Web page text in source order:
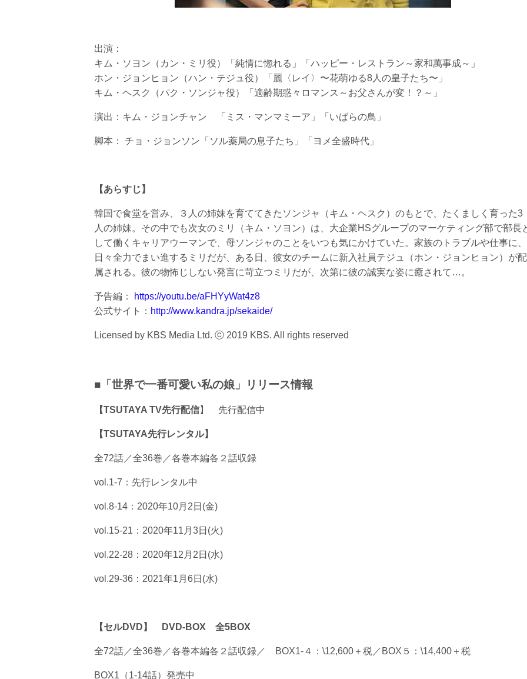
出演：
キム・ソヨン（カン・ミリ役）「純情に惚れる」「ハッピー・レストラン～家和萬事成～」
ホン・ジョンヒョン（ハン・テジュ役）「麗〈レイ〉〜花萌ゆる8人の皇子たち〜」
キム・ヘスク（パク・ソンジャ役）「適齢期惑々ロマンス～お父さんが変！？～」
演出：キム・ジョンチャン 「ミス・マンマミーア」「いばらの鳥」
脚本： チョ・ジョンソン「ソル薬局の息子たち」「ヨメ全盛時代」
【あらすじ】
韓国で食堂を営み、３人の姉妹を育ててきたソンジャ（キム・ヘスク）のもとで、たくましく育った3
人の姉妹。その中でも次女のミリ（キム・ソヨン）は、大企業HSグループのマーケティング部で部長
して働くキャリアウーマンで、母ソンジャのことをいつも気にかけていた。家族のトラブルや仕事に、
日々全力でまい進するミリだが、ある日、彼女のチームに新入社員テジュ（ホン・ジョンヒョン）が配
属される。彼の物怖じしない発言に苛立つミリだが、次第に彼の誠実な姿に癒されて…。
予告編：
https://youtu.be/aFHYyWat4z8
公式サイト： http://www.kandra.jp/sekaide/
Licensed by KBS Media Ltd. ⓒ 2019 KBS. All rights reserved
■「世界で一番可愛い私の娘」リリース情報
【TSUTAYA TV先行配信】 先行配信中
【TSUTAYA先行レンタル】
全72話／全36巻／各巻本編各２話収録
vol.1-7：先行レンタル中
vol.8-14：2020年10月2日(金)
vol.15-21：2020年11月3日(火)
vol.22‐28：2020年12月2日(水)
vol.29‐36：2021年1月6日(水)
【セルDVD】 DVD-BOX 全5BOX
全72話／全36巻／各巻本編各２話収録／ BOX1‐４：\12,600＋税／BOX５：\14,400＋税
BOX1（1‐14話）発売中